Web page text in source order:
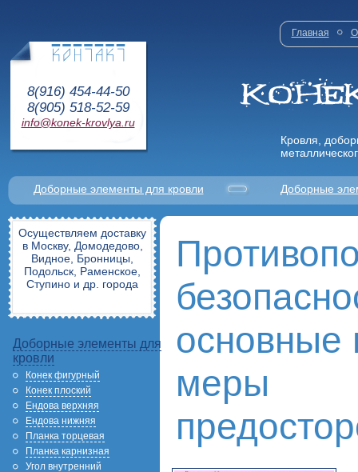
8(916) 454-44-50
8(905) 518-52-59
info@konek-krovlya.ru
Главная О
Кровля,
Доборные элементы для кровли Доборные
Осуществляем доставку
в Москву, Домодедово,
Видное, Бронницы,
Подольск, Раменское,
Ступино и др. города
Доборные элементы для
кровли
Конек фигурный
Конек плоский
Ендова верхняя
Ендова нижняя
Планка торцевая
Планка карнизная
Угол внутренний
основные
меры